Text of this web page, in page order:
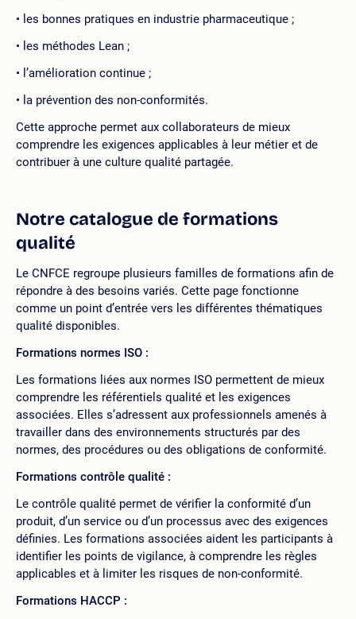
les bonnes pratiques en industrie pharmaceutique ;
les méthodes Lean ;
l’amélioration continue ;
la prévention des non-conformités.
Cette approche permet aux collaborateurs de mieux
comprendre les exigences applicables à leur métier et de
contribuer à une culture qualité partagée.
Notre catalogue de formations
qualité
Le CNFCE regroupe plusieurs familles de formations afin de
répondre à des besoins variés. Cette page fonctionne
comme un point d’entrée vers les différentes thématiques
qualité disponibles.
Formations normes ISO :
Les formations liées aux normes ISO permettent de mieux
comprendre les référentiels qualité et les exigences
associées. Elles s’adressent aux professionnels amenés à
travailler dans des environnements structurés par des
normes, des procédures ou des obligations de conformité.
Formations contrôle qualité :
Le contrôle qualité permet de vérifier la conformité d’un
produit, d’un service ou d’un processus avec des exigences
définies. Les formations associées aident les participants à
identifier les points de vigilance, à comprendre les règles
applicables et à limiter les risques de non-conformité.
Formations HACCP :